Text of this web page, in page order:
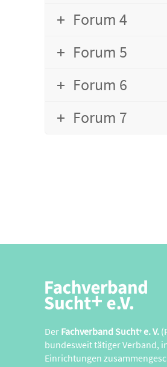
Forum 4
Forum 5
Forum 6
Forum 7
Der Fachverband Sucht+e. V.
bundesweit tätiger Verband,
Einrichtungen